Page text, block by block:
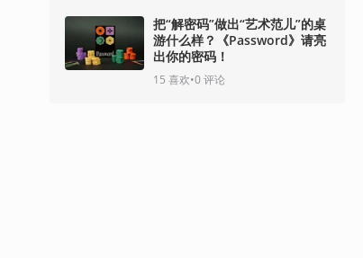
把“解密码”做出“艺术范儿”的桌
游什么样？《Password》请亮
出你的密码！
15 喜欢•0评论